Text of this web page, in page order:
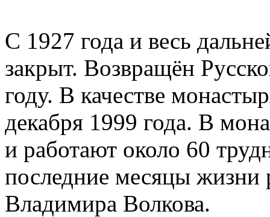
С 1927 года и весь
закрыт. Возвращён
году. В качестве
декабря 1999 года. В
и работают около 60
последние месяцы жизни
Владимира Волкова.